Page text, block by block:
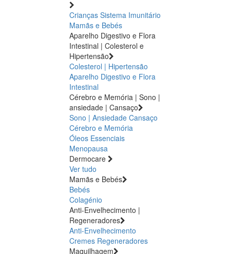
Crianças Sistema Imunitário
Mamãs e Bebés
Aparelho Digestivo e Flora
Intestinal | Colesterol e
Hipertensão
Colesterol | Hipertensão
Aparelho Digestivo e Flora
Intestinal
Cérebro e Memória | Sono |
ansiedade | Cansaço
Sono | Ansiedade Cansaço
Cérebro e Memória
Óleos Essenciais
Menopausa
Dermocare
Ver tudo
Mamãs e Bebés
Bebés
Colagénio
Anti-Envelhecimento |
Regeneradores
Anti-Envelhecimento
Cremes Regeneradores
Maquilhagem